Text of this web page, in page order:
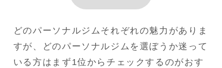
どのパーソナルジムそれぞれの魅力がありま
すが、どのパーソナルジムを選ぼうか迷って
いる方はまず1位からチェックするのがおす